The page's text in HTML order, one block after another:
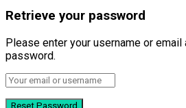
Retrieve your password
Please enter your username or
password.